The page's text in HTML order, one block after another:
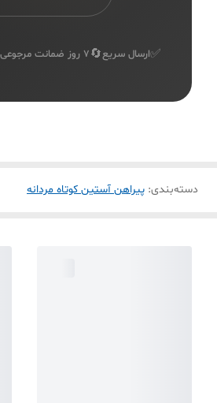
✅ارسال سریع🔄۷ روز ضمانت مرجوعی
دسته‌بندی: پیراهن آستین کوتاه مردانه